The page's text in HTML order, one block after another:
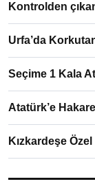
Kontrolden
Urfa’da
Seçime 1 Kala
Atatürk’e
Kızkardeşe